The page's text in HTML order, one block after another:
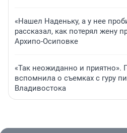
«Нашел Наденьку, а у нее
рассказал, как потерял жену
Архипо-Осиповке
«Так неожиданно и приятно».
вспомнила о съемках с гуру
Владивостока